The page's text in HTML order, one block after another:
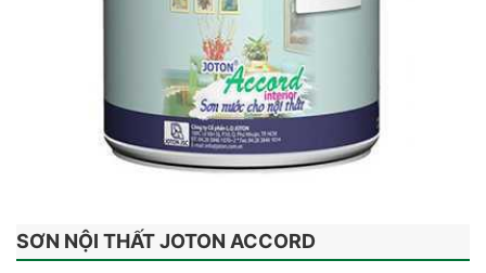
SƠN NỘI THẤT JOTON ACCORD